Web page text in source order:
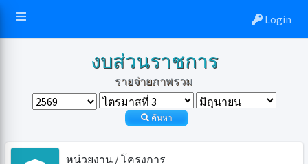
Login
งบส่วนราชการ
รายจ่ายภาพรวม
ค้นหา
หน่วยงาน / โครงการ